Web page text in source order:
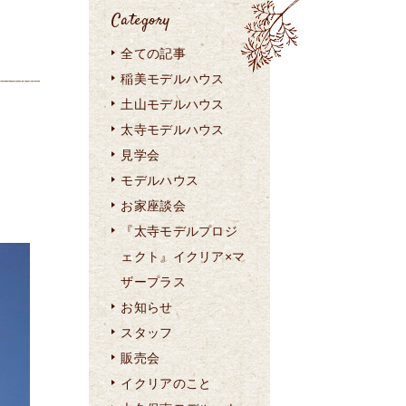
Category
全ての記事
稲美モデルハウス
土山モデルハウス
太寺モデルハウス
見学会
モデルハウス
お家座談会
『太寺モデルプロジ
ェクト』イクリア×マ
ザープラス
お知らせ
スタッフ
販売会
イクリアのこと